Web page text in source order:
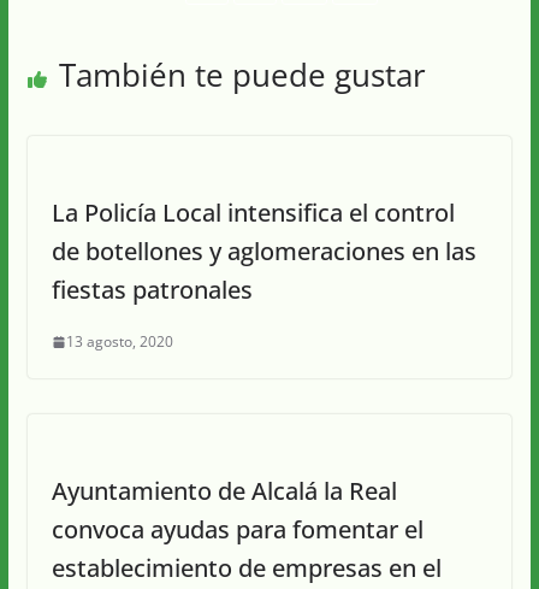
También te puede gustar
La Policía Local intensifica el control
de botellones y aglomeraciones en las
fiestas patronales
13 agosto, 2020
Ayuntamiento de Alcalá la Real
convoca ayudas para fomentar el
establecimiento de empresas en el